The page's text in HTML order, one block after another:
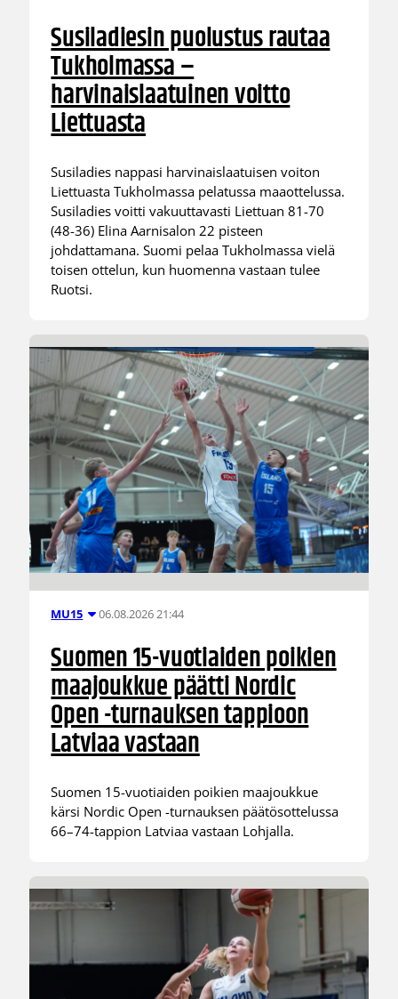
Susiladiesin puolustus rautaa
Tukholmassa –
harvinaislaatuinen voitto
Liettuasta
Susiladies nappasi harvinaislaatuisen voiton
Liettuasta Tukholmassa pelatussa maaottelussa.
Susiladies voitti vakuuttavasti Liettuan 81-70
(48-36) Elina Aarnisalon 22 pisteen
johdattamana. Suomi pelaa Tukholmassa vielä
toisen ottelun, kun huomenna vastaan tulee
Ruotsi.
MU15 06.08.2026 21:44
Suomen 15-vuotiaiden poikien
maajoukkue päätti Nordic
Open -turnauksen tappioon
Latviaa vastaan
Suomen 15-vuotiaiden poikien maajoukkue
kärsi Nordic Open -turnauksen päätösottelussa
66–74-tappion Latviaa vastaan Lohjalla.